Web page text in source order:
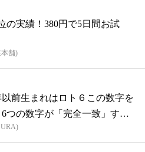
の実績！380円で5日間お試
舗)
以前生まれはロト６この数字を
つの数字が「完全一致」する